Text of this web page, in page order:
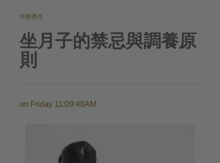
中医养生
坐月子的禁忌與調養原
則
on Friday 11:09:48AM